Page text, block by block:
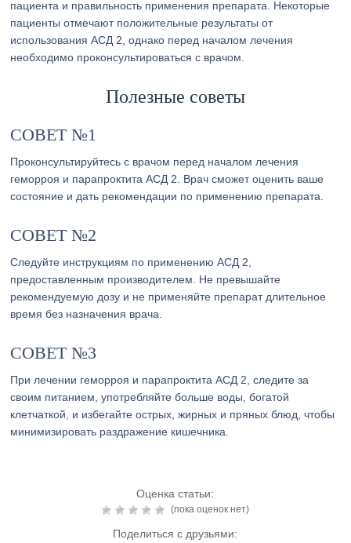
пациента и правильность применения препарата. Некоторые
пациенты отмечают положительные результаты от
использования АСД 2, однако перед началом лечения
необходимо проконсультироваться с врачом.
Полезные советы
СОВЕТ №1
Проконсультируйтесь с врачом перед началом лечения
геморроя и парапроктита АСД 2. Врач сможет оценить ваше
состояние и дать рекомендации по применению препарата.
СОВЕТ №2
Следуйте инструкциям по применению АСД 2,
предоставленным производителем. Не превышайте
рекомендуемую дозу и не применяйте препарат длительное
время без назначения врача.
СОВЕТ №3
При лечении геморроя и парапроктита АСД 2, следите за
своим питанием, употребляйте больше воды, богатой
клетчаткой, и избегайте острых, жирных и пряных блюд, чтобы
минимизировать раздражение кишечника.
Оценка статьи:
(пока оценок нет)
Поделиться с друзьями: